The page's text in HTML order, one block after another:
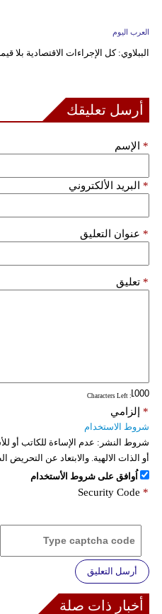
العرب اليوم
الببلاوي: كل الإجراءات الاقتصادية بلا
أرسل تعليقك
الإسم *
البريد الألكتروني *
عنوان التعليق *
تعليق *
: Characters Left
إلزامي *
شروط الاستخدام
شروط النشر: عدم الإساءة للكاتب أو
أو الذات الالهية. والابتعاد عن التحريض
اُوافق على شروط الأستخدام
Security Code *
أرسل التعليق
أخبار ذات صلة